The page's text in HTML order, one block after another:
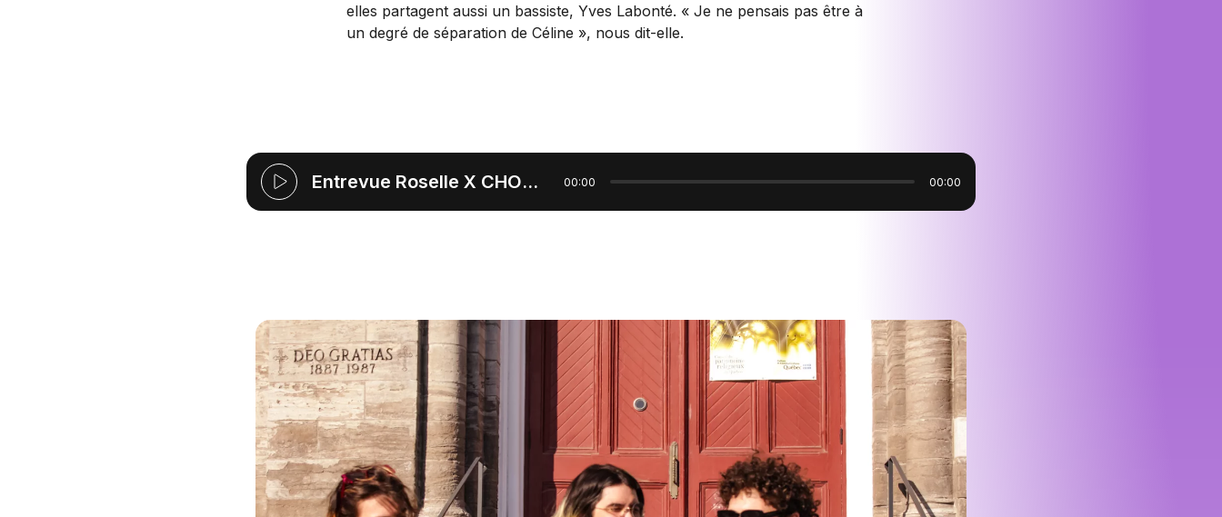
elles partagent aussi un bassiste, Yves Labonté. « Je ne pensais pas être à
un degré de séparation de Céline », nous dit-elle.
Entrevue Roselle X CHOQ.ca 00:00 11:28